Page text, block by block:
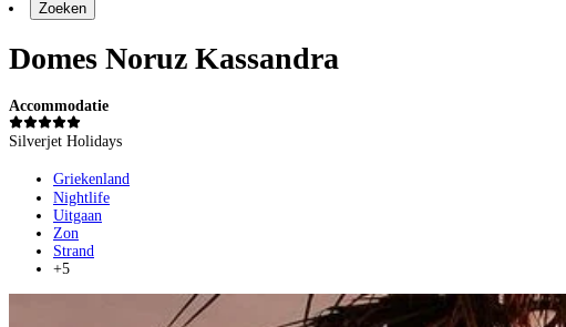
Zoeken
Domes Noruz Kassandra
Accommodatie
Silverjet Holidays
Griekenland
Nightlife
Uitgaan
Zon
Strand
+5